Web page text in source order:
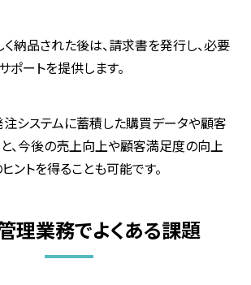
納品された後は、請求書を発行し、必要
ポートを提供します。
システムに蓄積した購買データや顧客
、今後の売上向上や顧客満足度の向上
ントを得ることも可能です。
理業務でよくある課題